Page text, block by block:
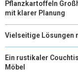
Pflanzkartoffeln
mit klarer Planung
Vielseitige Lösungen
Ein rustikaler
Möbel